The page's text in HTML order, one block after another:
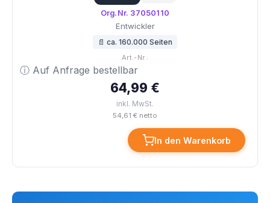
Org.Nr. 37050110
Entwickler
📄 ca. 160.000 Seiten
Art.-Nr.:
ⓘ Auf Anfrage bestellbar
64,99 €
inkl. MwSt.
54,61 € netto
In den Warenkorb